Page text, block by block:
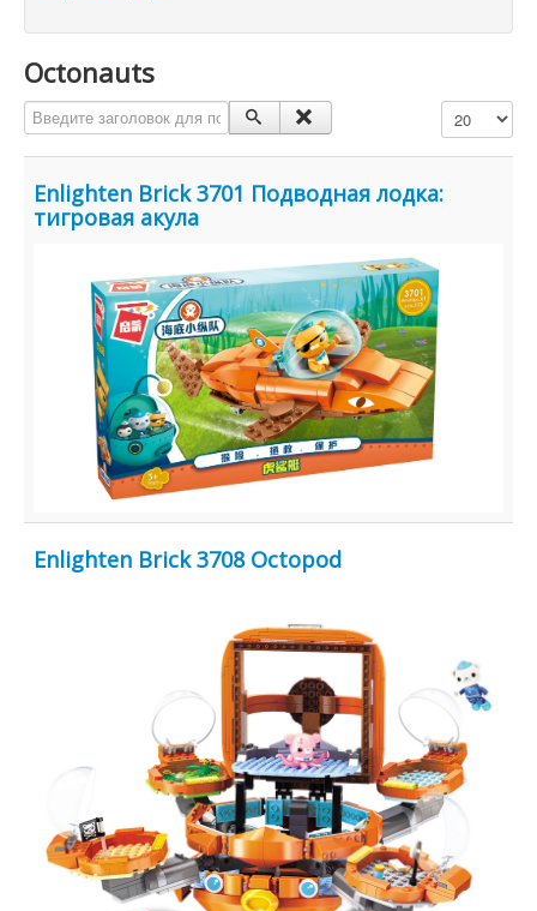
Octonauts
Введите заголовок для поиска... Кол-во
Enlighten Brick 3701 Подводная лодка:
тигровая акула
Enlighten Brick 3708 Octopod